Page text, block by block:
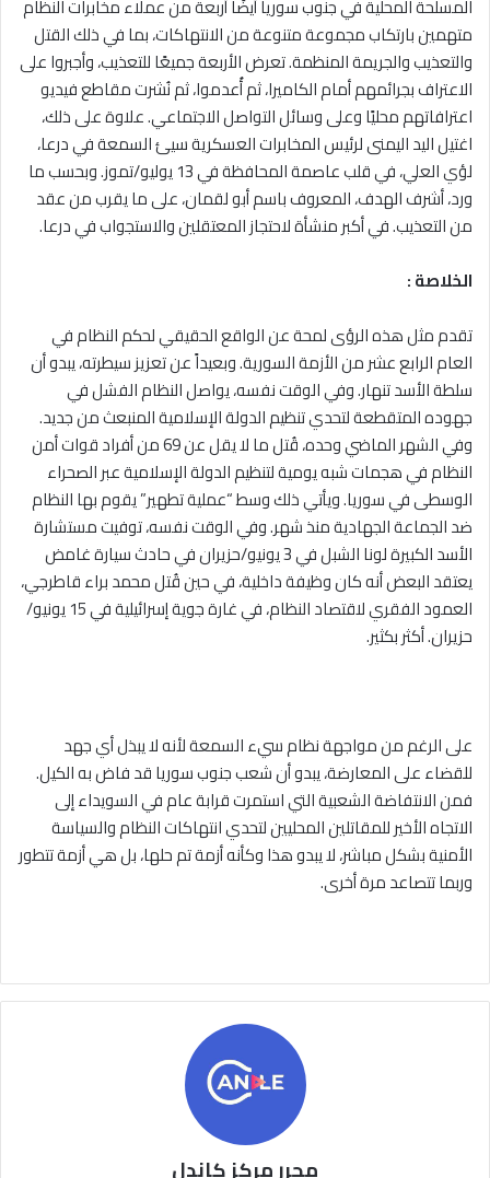
المسلحة المحلية في جنوب سوريا أيضًا أربعة من عملاء مخابرات النظام
متهمين بارتكاب مجموعة متنوعة من الانتهاكات، بما في ذلك القتل
والتعذيب والجريمة المنظمة. تعرض الأربعة جميعًا للتعذيب، وأجبروا على
الاعتراف بجرائمهم أمام الكاميرا، ثم أُعدموا، ثم نُشرت مقاطع فيديو
اعترافاتهم محليًا وعلى وسائل التواصل الاجتماعي. علاوة على ذلك،
اغتيل اليد اليمنى لرئيس المخابرات العسكرية سيئ السمعة في درعا،
لؤي العلي، في قلب عاصمة المحافظة في 13 يوليو/تموز. وبحسب ما
ورد، أشرف الهدف، المعروف باسم أبو لقمان، على ما يقرب من عقد
من التعذيب. في أكبر منشأة لاحتجاز المعتقلين والاستجواب في درعا.
الخلاصة :
تقدم مثل هذه الرؤى لمحة عن الواقع الحقيقي لحكم النظام في
العام الرابع عشر من الأزمة السورية. وبعيداً عن تعزيز سيطرته، يبدو أن
سلطة الأسد تنهار. وفي الوقت نفسه، يواصل النظام الفشل في
جهوده المتقطعة لتحدي تنظيم الدولة الإسلامية المنبعث من جديد.
وفي الشهر الماضي وحده، قُتل ما لا يقل عن 69 من أفراد قوات أمن
النظام في هجمات شبه يومية لتنظيم الدولة الإسلامية عبر الصحراء
الوسطى في سوريا. ويأتي ذلك وسط “عملية تطهير” يقوم بها النظام
ضد الجماعة الجهادية منذ شهر. وفي الوقت نفسه، توفيت مستشارة
الأسد الكبيرة لونا الشبل في 3 يونيو/حزيران في حادث سيارة غامض
يعتقد البعض أنه كان وظيفة داخلية، في حين قُتل محمد براء قاطرجي،
العمود الفقري لاقتصاد النظام، في غارة جوية إسرائيلية في 15 يونيو/
حزيران. أكثر بكثير.
على الرغم من مواجهة نظام سيء السمعة لأنه لا يبذل أي جهد
للقضاء على المعارضة، يبدو أن شعب جنوب سوريا قد فاض به الكيل.
فمن الانتفاضة الشعبية التي استمرت قرابة عام في السويداء إلى
الاتجاه الأخير للمقاتلين المحليين لتحدي انتهاكات النظام والسياسة
الأمنية بشكل مباشر، لا يبدو هذا وكأنه أزمة تم حلها، بل هي أزمة تتطور
وربما تتصاعد مرة أخرى.
محرر مركز كاندل